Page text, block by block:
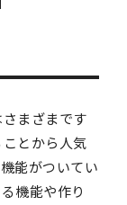
まざまです
とから人気
能がついてい
機能や作り